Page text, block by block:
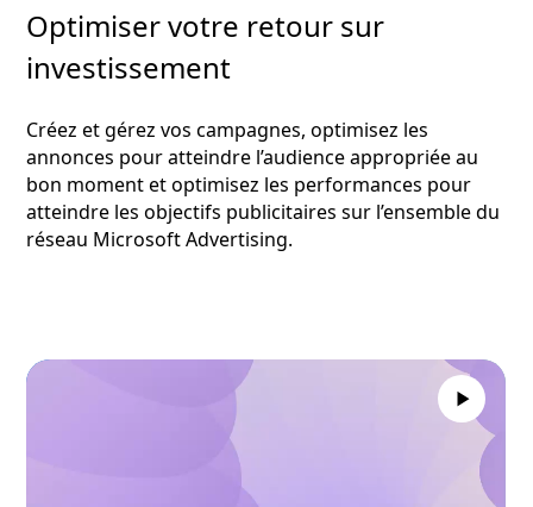
Optimiser votre retour sur
investissement
Créez et gérez vos campagnes, optimisez les
annonces pour atteindre l’audience appropriée au
bon moment et optimisez les performances pour
atteindre les objectifs publicitaires sur l’ensemble du
réseau Microsoft Advertising.